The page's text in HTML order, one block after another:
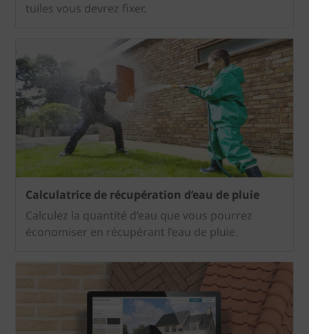
tuiles vous devrez fixer.
Calculatrice de récupération d’eau de pluie
Calculez la quantité d’eau que vous pourrez
économiser en récupérant l’eau de pluie.